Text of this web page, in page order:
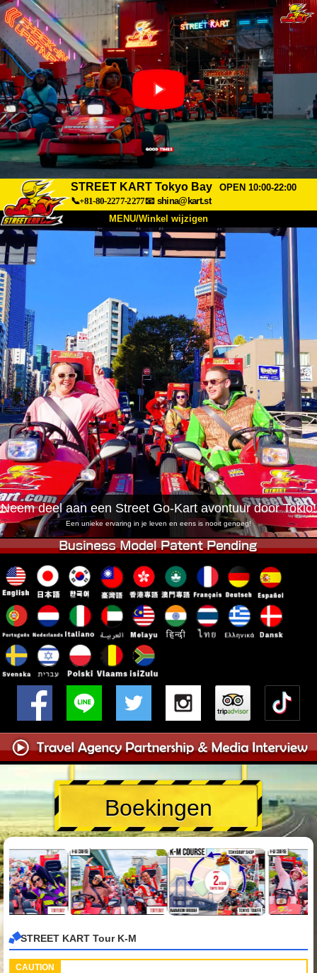
STREET KART Tokyo Bay
OPEN 10:00-22:00
📞+81-80-2277-2277📧 shina@kart.st
MENU/Winkel wijzigen
TOP
Boekingen
Winkel wijzigen
Tokyo Shinagawa Tokyo Akihabara#1
Tokyo Akihabara#2 Tokyo Shibuya
Tokyo Shibuya Annex Tokyo Bay
Tokyo Asakusa Osaka
Okinawa
Neem deel aan een Street Go-Kart avontuur door Tokio!
Een unieke ervaring in je leven en eens is nooit genoeg!
Boekingen
STREET KART Tour K-M
CAUTION